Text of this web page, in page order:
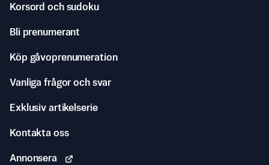
Korsord och sudoku
Bli prenumerant
Köp gåvoprenumeration
Vanliga frågor och svar
Exklusiv artikelserie
Kontakta oss
Annonsera